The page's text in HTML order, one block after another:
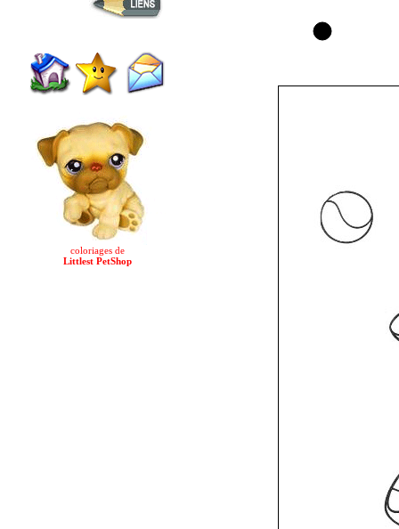
coloriages de
Littlest PetShop